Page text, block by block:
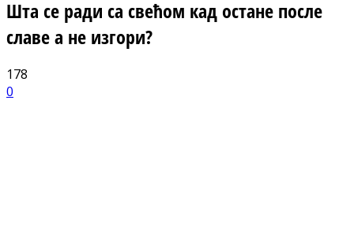
Шта се ради са свећом кад остане после
славе а не изгори?
178
0